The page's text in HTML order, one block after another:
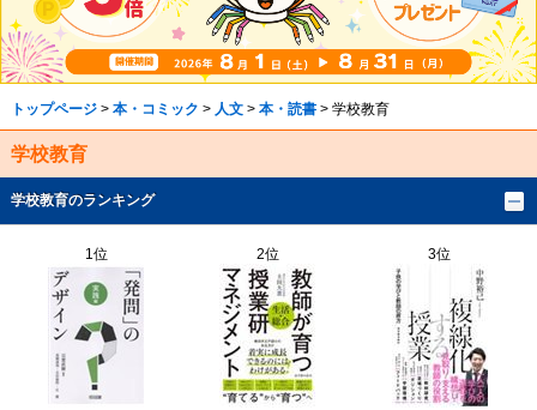
トップページ> 本・コミック > 人文> 本・読書> 学校教育
学校教育
学校教育のランキング
1位 2位 3位